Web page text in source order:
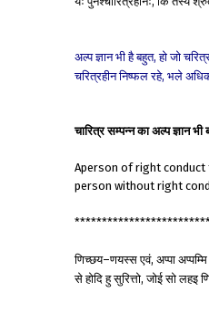
अल्पज्ञानभीहैबहुत,होजो
चरित्रहीननिष्फलरहे, भले
चारित्र सम्पन्न का अल्प ज्ञान
Aperson of right
person without right
णिच्छय–णयस्सएवं, अप्पाअप्पम्मि
सेहोदिहुसुरित्तो,जोईसोलहइ